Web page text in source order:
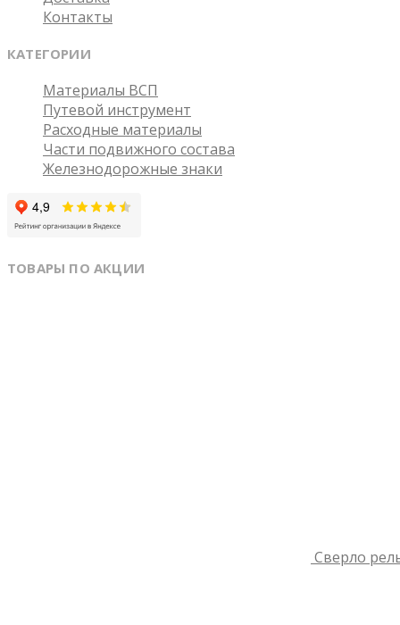
Контакты
КАТЕГОРИИ
Материалы ВСП
Путевой инструмент
Расходные материалы
Части подвижного состава
Железнодорожные знаки
ТОВАРЫ ПО АКЦИИ
Сверло